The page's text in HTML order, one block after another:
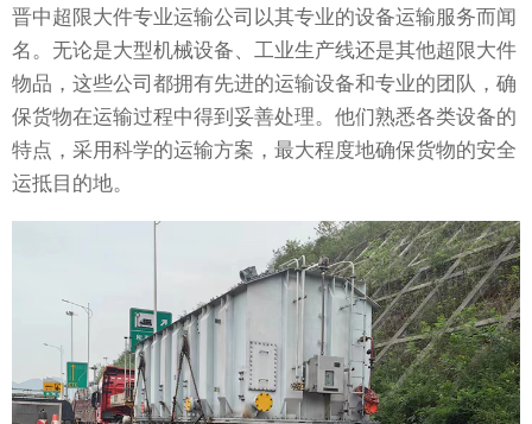
晋中超限大件专业运输公司以其专业的设备运输服务而闻
名。无论是大型机械设备、工业生产线还是其他超限大件
物品，这些公司都拥有先进的运输设备和专业的团队，确
保货物在运输过程中得到妥善处理。他们熟悉各类设备的
特点，采用科学的运输方案，最大程度地确保货物的安全
运抵目的地。